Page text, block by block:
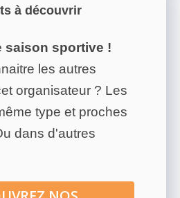
à découvrir
saison sportive !
les autres
organisateur ? Les
type et proches
dans d'autres